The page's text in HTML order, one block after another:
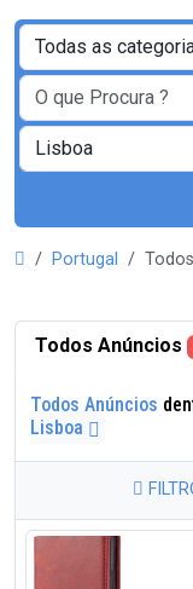
Portugal
Todos Anúncios
Todos Anúncios
Lisboa